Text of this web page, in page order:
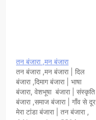
तन बंजारा ,मन बंजारा
तन बंजारा ,मन बंजारा | दिल
बंजारा ,दिमाग बंजारा | भाषा
बंजारा, वेशभूषा बंजारा | संस्कृति
बंजारा ,समाज बंजारा | गाँव से दूर
मेरा टांडा बंजारा | तन बंजारा ,